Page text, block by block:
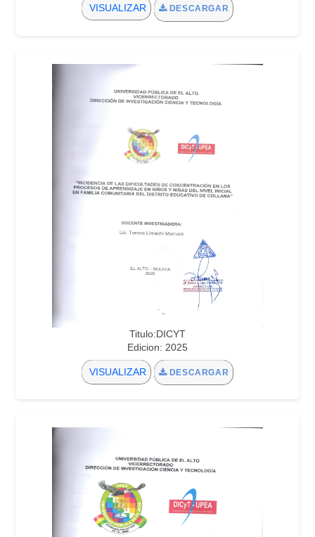
VISUALIZAR DESCARGAR
Titulo:DICYT
Edicion: 2025
VISUALIZAR DESCARGAR